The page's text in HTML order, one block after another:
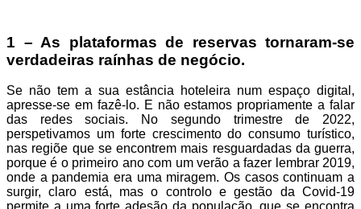
1 – As plataformas de reservas tornaram-se
verdadeiras raínhas de negócio.
Se não tem a sua estância hoteleira num espaço digital,
apresse-se em fazê-lo. E não estamos propriamente a falar
das redes sociais. No segundo trimestre de 2022,
perspetivamos um forte crescimento do consumo turístico,
nas regiõe que se encontrem mais resguardadas da guerra,
porque é o primeiro ano com um verão a fazer lembrar 2019,
onde a pandemia era uma miragem. Os casos continuam a
surgir, claro está, mas o controlo e gestão da Covid-19